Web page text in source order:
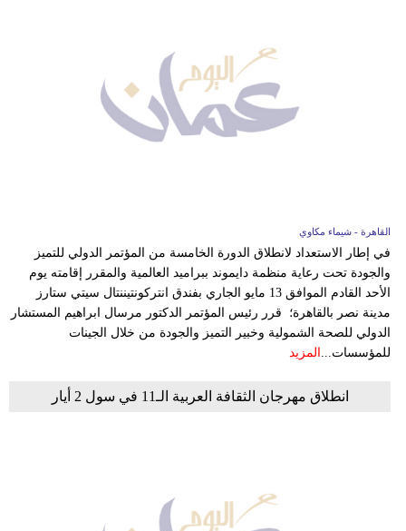
القاهرة - شيماء مكاوي
في إطار الاستعداد لانطلاق الدورة الخامسة من المؤتمر الدولي للتميز
والجودة تحت رعاية منظمة دايموند ببراميد العالمية والمقرر إقامته يوم
الأحد القادم الموافق 13 مايو الجاري بفندق انتركونتيننتال سيتي ستارز
مدينة نصر بالقاهرة؛ قرر رئيس المؤتمر الدكتور مرسال ابراهيم المستشار
الدولي للصحة الشمولية وخبير التميز والجودة من خلال الجينات
للمؤسسات...
المزيد
انطلاق مهرجان الثقافة العربية الـ11 في سول 2 أيار